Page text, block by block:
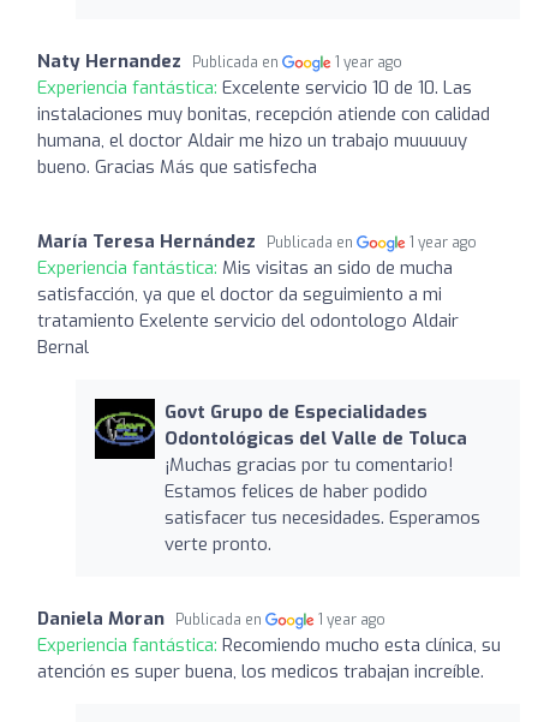
Naty Hernandez Publicada en 1 year ago
Experiencia fantástica: Excelente servicio 10 de 10. Las
instalaciones muy bonitas, recepción atiende con calidad
humana, el doctor Aldair me hizo un trabajo muuuuuy
bueno. Gracias Más que satisfecha
María Teresa Hernández Publicada en 1 year ago
Experiencia fantástica: Mis visitas an sido de mucha
satisfacción, ya que el doctor da seguimiento a mi
tratamiento Exelente servicio del odontologo Aldair
Bernal
Govt Grupo de Especialidades
Odontológicas del Valle de Toluca
¡Muchas gracias por tu comentario!
Estamos felices de haber podido
satisfacer tus necesidades. Esperamos
verte pronto.
Daniela Moran Publicada en 1 year ago
Experiencia fantástica: Recomiendo mucho esta clínica, su
atención es super buena, los medicos trabajan increíble.